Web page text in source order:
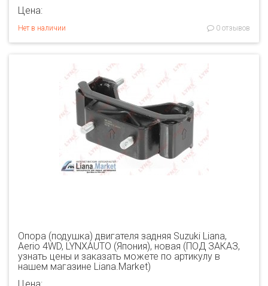
Цена:
Нет в наличии 0 отзывов
Опора (подушка) двигателя задняя Suzuki Liana,
Aerio 4WD, LYNXAUTO (Япония), новая (ПОД ЗАКАЗ,
узнать цены и заказать можете по артикулу в
нашем магазине Liana.Market)